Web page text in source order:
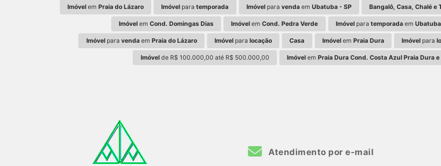
Imóvelem Praia do Lázaro Imóvel paratemporada Imóvelpara vendaem Ubatuba - SP Bangalô, Casa, Chalé e
Imóvelem Cond. Domingas Dias Imóvel emCond. Pedra Verde Imóvelpara temporadaem
Imóvelpara vendaem Praia do Lázaro Imóvelpara locação Casa Imóvelem Praia Dura Imóvel para
Imóvelde R$ 100.000,00 até R$ 500.000,00 Imóvel em Praia Dura Cond. Costa Azul Praia Dura
Atendimento por e-mail